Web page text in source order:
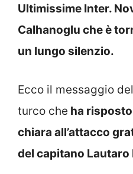
Ultimissime Inter.
Calhanoglu che è
un lungo silenzio.
Ecco il messaggio
turco che ha
chiara all’attacco
del capitano